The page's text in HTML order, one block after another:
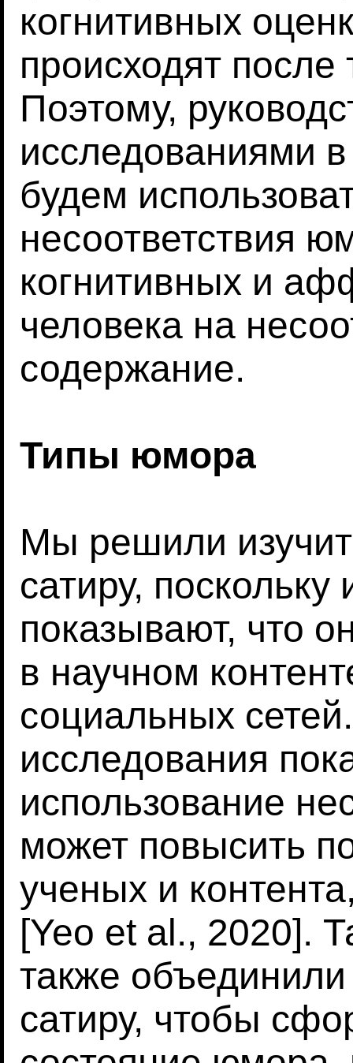
когнитивных
происходят
Поэтому,
исследованиями
будем
несоответствия
когнитивных и
человека на
содержание.
Типы юмора
Мы решили
сатиру,
показывают, что
в научном
социальных
исследования
использование
может повысить
ученых и
[Yeo et al., 2020].
также
сатиру, чтобы